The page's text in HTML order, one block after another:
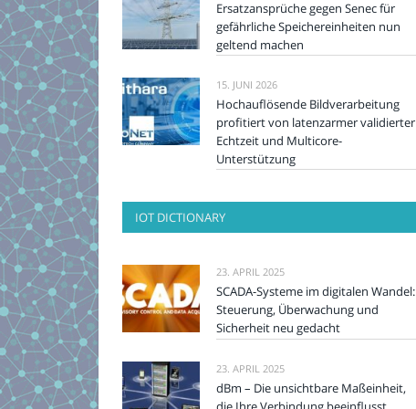
Ersatzansprüche gegen Senec für
gefährliche Speichereinheiten nun
geltend machen
15. JUNI 2026
Hochauflösende Bildverarbeitung
profitiert von latenzarmer validierter
Echtzeit und Multicore-
Unterstützung
IOT DICTIONARY
23. APRIL 2025
SCADA-Systeme im digitalen Wandel:
Steuerung, Überwachung und
Sicherheit neu gedacht
23. APRIL 2025
dBm – Die unsichtbare Maßeinheit,